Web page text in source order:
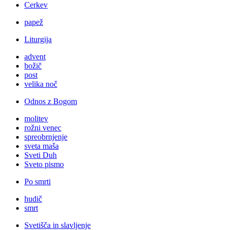
Cerkev
papež
Liturgija
advent
božič
post
velika noč
Odnos z Bogom
molitev
rožni venec
spreobrnjenje
sveta maša
Sveti Duh
Sveto pismo
Po smrti
hudič
smrt
Svetišča in slavljenje